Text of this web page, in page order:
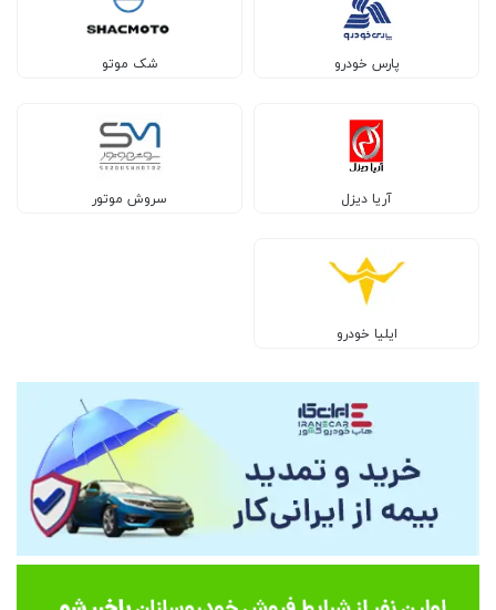
پارس خودرو شک موتو
آریا دیزل سروش موتور
ایلیا خودرو